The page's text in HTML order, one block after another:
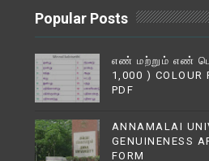
Popular Posts
எண் மற்றும் எண்
1,000 ) COLOUR
PDF
ANNAMALAI
GENUINENESS
FORM